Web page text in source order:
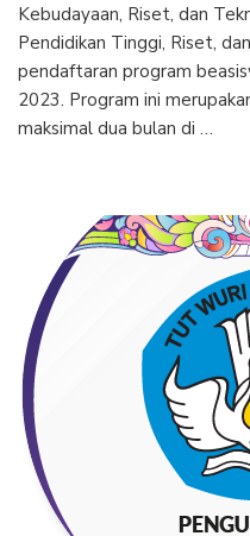
Kebudayaan, Riset, dan
Pendidikan Tinggi, Riset,
pendaftaran program
2023. Program ini
maksimal dua bulan di …